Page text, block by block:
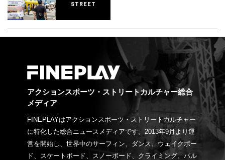
STREET
アクションスポーツ・ストリートカルチャー総合
メディア
FINEPLAYはアクションスポーツ・ストリートカルチャー
に特化した総合ニュースメディアです。2013年9月より運
営を開始し、世界中のサーフィン、ダンス、ウェイクボー
ド、スケートボード、スノーボード、クライミング、パル